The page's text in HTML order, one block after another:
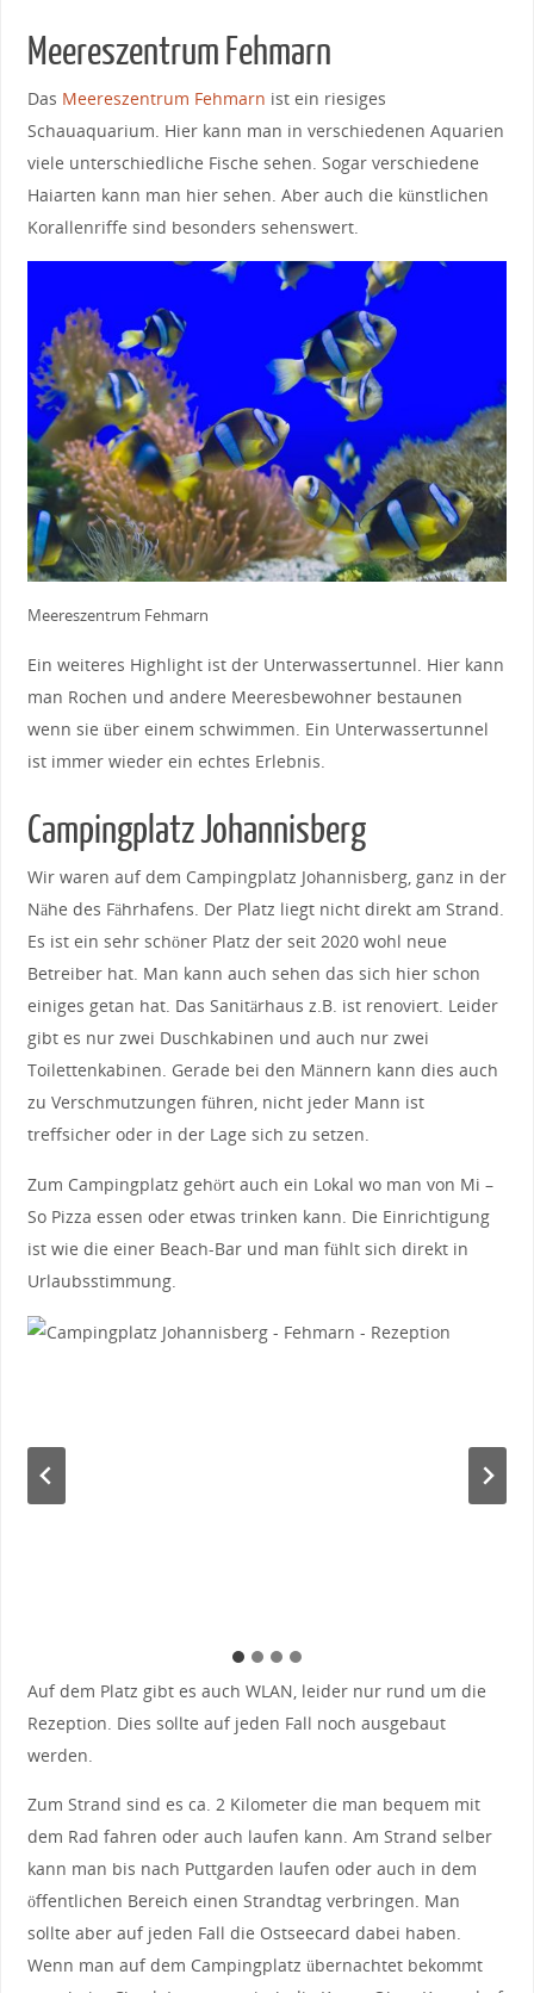
Meereszentrum Fehmarn
Das Meereszentrum Fehmarn ist ein riesiges
Schauaquarium. Hier kann man in verschiedenen Aquarien
viele unterschiedliche Fische sehen. Sogar verschiedene
Haiarten kann man hier sehen. Aber auch die künstlichen
Korallenriffe sind besonders sehenswert.
Meereszentrum Fehmarn
Ein weiteres Highlight ist der Unterwassertunnel. Hier kann
man Rochen und andere Meeresbewohner bestaunen
wenn sie über einem schwimmen. Ein Unterwassertunnel
ist immer wieder ein echtes Erlebnis.
Campingplatz Johannisberg
Wir waren auf dem Campingplatz Johannisberg, ganz in der
Nähe des Fährhafens. Der Platz liegt nicht direkt am Strand.
Es ist ein sehr schöner Platz der seit 2020 wohl neue
Betreiber hat. Man kann auch sehen das sich hier schon
einiges getan hat. Das Sanitärhaus z.B. ist renoviert. Leider
gibt es nur zwei Duschkabinen und auch nur zwei
Toilettenkabinen. Gerade bei den Männern kann dies auch
zu Verschmutzungen führen, nicht jeder Mann ist
treffsicher oder in der Lage sich zu setzen.
Zum Campingplatz gehört auch ein Lokal wo man von Mi –
So Pizza essen oder etwas trinken kann. Die Einrichtigung
ist wie die einer Beach-Bar und man fühlt sich direkt in
Urlaubsstimmung.
Auf dem Platz gibt es auch WLAN, leider nur rund um die
Rezeption. Dies sollte auf jeden Fall noch ausgebaut
werden.
Zum Strand sind es ca. 2 Kilometer die man bequem mit
dem Rad fahren oder auch laufen kann. Am Strand selber
kann man bis nach Puttgarden laufen oder auch in dem
öffentlichen Bereich einen Strandtag verbringen. Man
sollte aber auf jeden Fall die Ostseecard dabei haben.
Wenn man auf dem Campingplatz übernachtet bekommt